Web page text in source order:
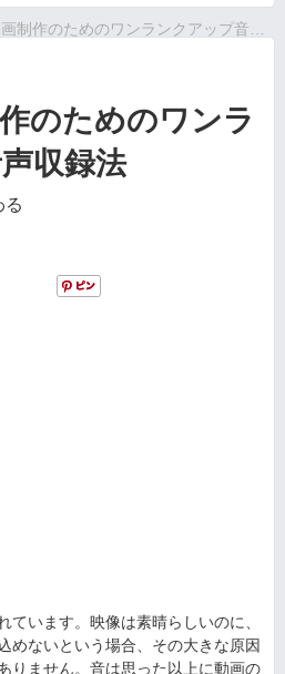
作のためのワンランクアップ音声収録法
のためのワンラ
収録法
る
ています。映像は素晴らしいのに、
めないという場合、その大きな原因
りません。音は思った以上に動画の